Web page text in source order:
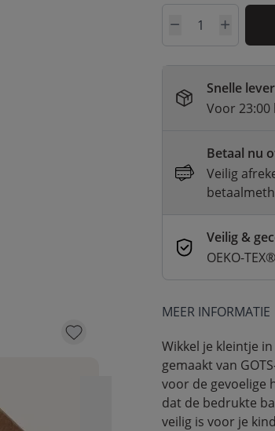
Aantal
Snelle
Voor 23:00
Betaal nu
Veilig
Veilig &
OEKO-
MEER INFORMATIE
Wikkel je kleintje
gemaakt van
voor de gevoelige
dat de bedrukte
veilig is voor je